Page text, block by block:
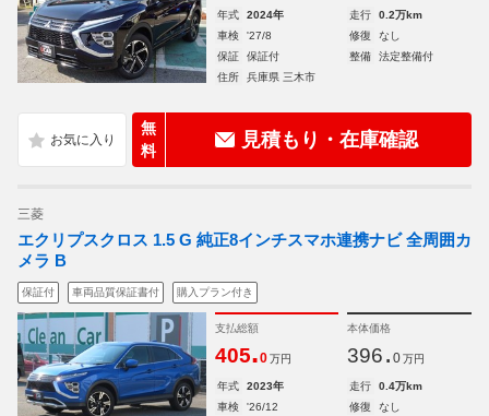
年式 2024年 走行
0.2万km
車検
'27/8 修復
なし
保証
保証付 整備
法定整備付
住所
兵庫県 三木市
無
料
見積もり・在庫確認
三菱
エクリプスクロス 1.5 G 純正8インチスマホ連携ナビ 全周囲カ
メラ B
保証付 車両品質保証書付 購入プラン付き
支払総額
405.0 万円
本体価格
396. 0 万円
年式 2023年 走行
0.4万km
車検
'26/12 修復
なし